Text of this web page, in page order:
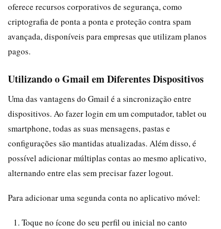
oferece recursos corporativos de segurança, como
criptografia de ponta a ponta e proteção contra spam
avançada, disponíveis para empresas que utilizam planos
pagos.
Utilizando o Gmail em Diferentes Dispositivos
Uma das vantagens do Gmail é a sincronização entre
dispositivos. Ao fazer login em um computador, tablet ou
smartphone, todas as suas mensagens, pastas e
configurações são mantidas atualizadas. Além disso, é
possível adicionar múltiplas contas ao mesmo aplicativo,
alternando entre elas sem precisar fazer logout.
Para adicionar uma segunda conta no aplicativo móvel:
Toque no ícone do seu perfil ou inicial no canto